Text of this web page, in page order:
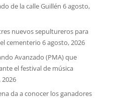
de la calle Guillén 6 agosto,
nuevos sepultureros para
cementerio 6 agosto, 2026
Avanzado (PMA) que
el festival de música
2026
da a conocer los ganadores